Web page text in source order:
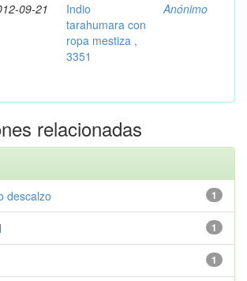
09-21
Indio
tarahumara con
ropa mestiza ,
3351
Anónimo
relacionadas
1
descalzo
1
1